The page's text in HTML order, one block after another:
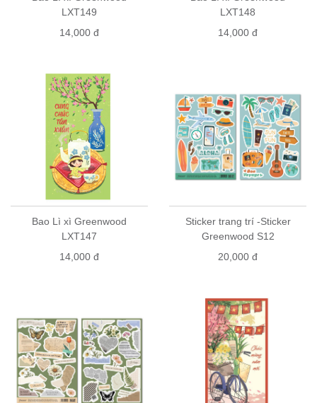
LXT149
14,000 đ
LXT148
14,000 đ
Bao Lì xì Greenwood
LXT147
14,000 đ
Sticker trang trí -Sticker
Greenwood S12
20,000 đ